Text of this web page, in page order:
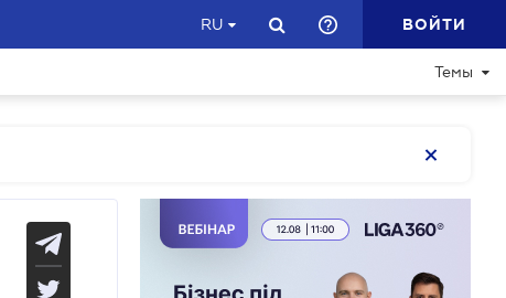
RU ВОЙТИ
Темы